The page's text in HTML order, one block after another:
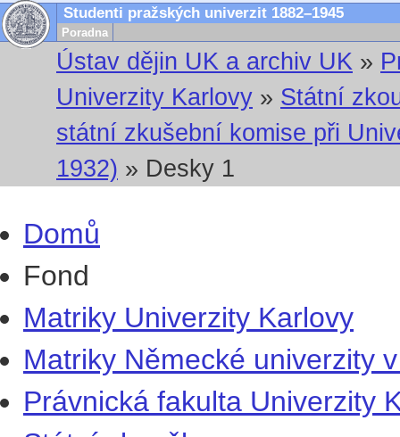
Studenti pražských univerzit 1882–1945
Poradna
Ústav dějin UK a archiv UK »
Univerzity Karlovy » Státní
státní zkušební komise při
1932) » Desky 1
Domů
Fond
Matriky Univerzity Karlovy
Matriky Německé univerzity
Právnická fakulta Univerzity